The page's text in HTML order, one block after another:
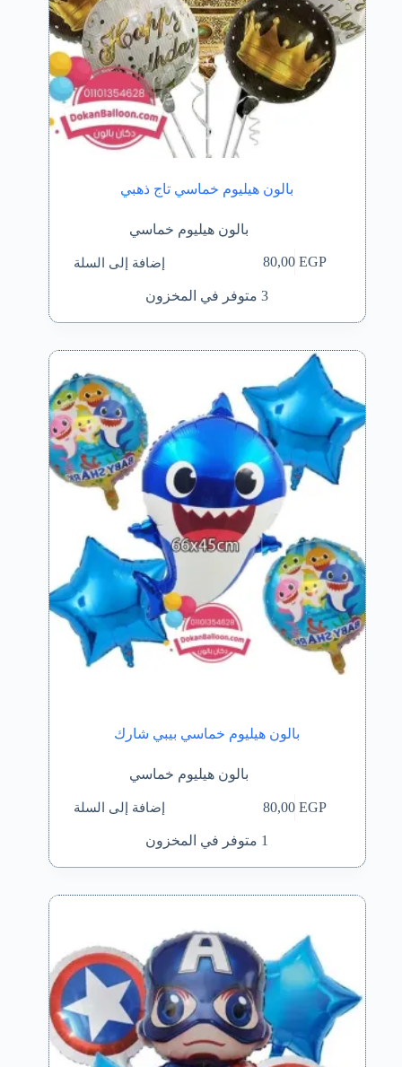
بالون هيليوم خماسي تاج ذهبي
بالون هيليوم خماسي
80,00EGP إضافة إلى السلة
3 متوفر في المخزون
بالون هيليوم خماسي بيبي شارك
بالون هيليوم خماسي
80,00EGP إضافة إلى السلة
1 متوفر في المخزون